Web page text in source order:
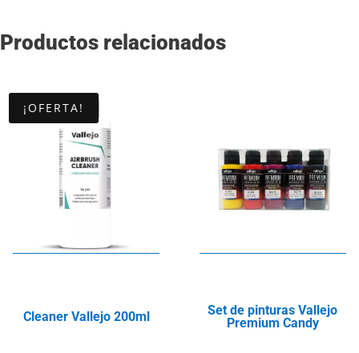
Productos relacionados
¡OFERTA!
Cleaner Vallejo 200ml
Set de pinturas Vallejo
Premium Candy